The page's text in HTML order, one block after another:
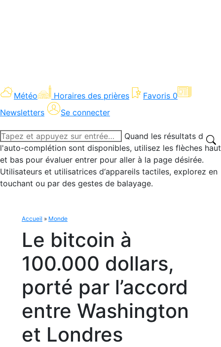
Météo Horaires des prières Favoris 0
Newsletters
Se connecter
Recherche
:
Quand les résultats de
l'auto-complétion sont disponibles, utilisez les flèches haut
et bas pour évaluer entrer pour aller à la page désirée.
Utilisateurs et utilisatrices d‘appareils tactiles, explorez en
touchant ou par des gestes de balayage.
Accueil » Monde
Le bitcoin à
100.000 dollars,
porté par l’accord
entre Washington
et Londres